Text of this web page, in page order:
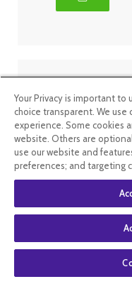
et Sublime
Your Privacy is important to
choice transparent. We
experience. Some cookies
website. Others are
use our website and
preferences; and targeting